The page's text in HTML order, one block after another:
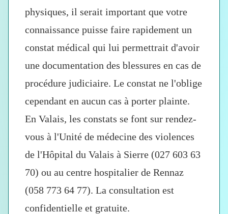
physiques, il serait important que votre
connaissance puisse faire rapidement un
constat médical qui lui permettrait d'avoir
une documentation des blessures en cas de
procédure judiciaire. Le constat ne l'oblige
cependant en aucun cas à porter plainte.
En Valais, les constats se font sur rendez-
vous à l'Unité de médecine des violences
de l'Hôpital du Valais à Sierre (027 603 63
70) ou au centre hospitalier de Rennaz
(058 773 64 77). La consultation est
confidentielle et gratuite.